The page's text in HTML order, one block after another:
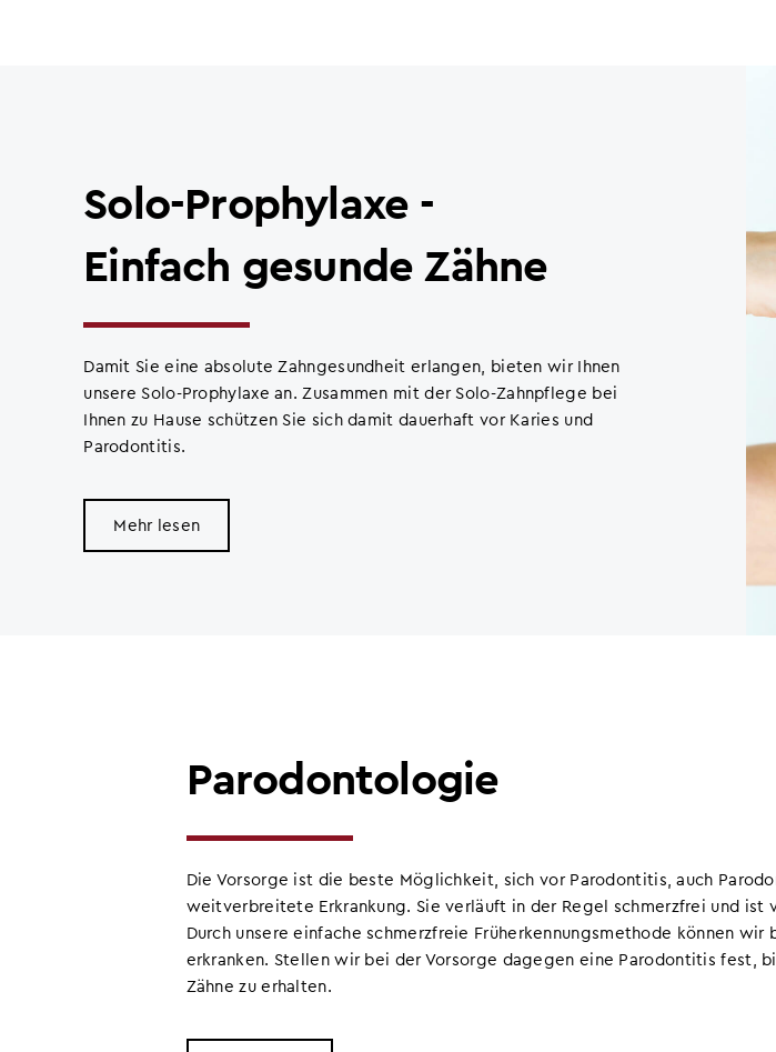
Solo-Prophylaxe -
Einfach gesunde Zähne
Damit Sie eine absolute Zahngesundheit erlangen, bieten wir Ihnen
unsere Solo-Prophylaxe an. Zusammen mit der Solo-Zahnpflege bei
Ihnen zu Hause schützen Sie sich damit dauerhaft vor Karies und
Parodontitis.
Mehr lesen
Parodontologie
Die Vorsorge ist die beste Möglichkeit, sich vor Parodontitis, auch
weitverbreitete Erkrankung. Sie verläuft in der Regel schmerzfrei und
Durch unsere einfache schmerzfreie Früherkennungsmethode können
erkranken. Stellen wir bei der Vorsorge dagegen eine Parodontitis fest,
Zähne zu erhalten.